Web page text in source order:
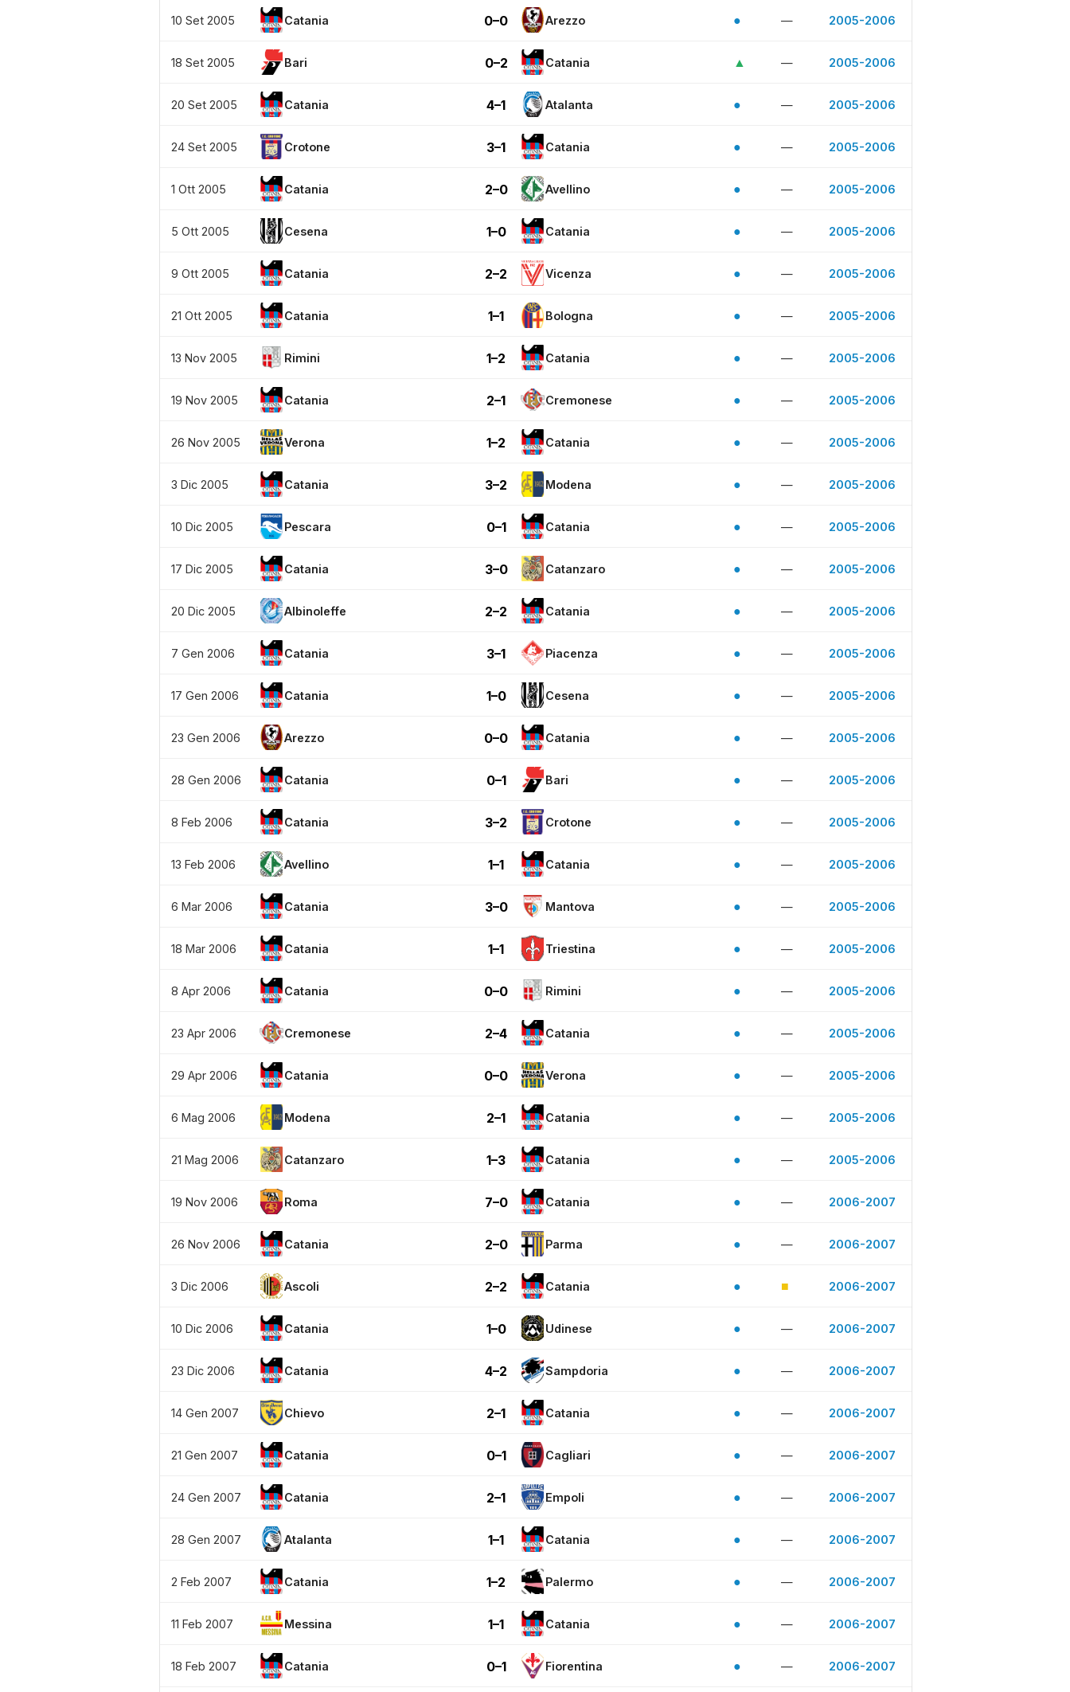
10 Set 2005 Catania 0–0 Arezzo ● — 2005-2006
18 Set 2005 Bari 0–2 Catania ▲ — 2005-2006
20 Set 2005 Catania 4–1 Atalanta ● — 2005-2006
24 Set 2005 Crotone 3–1 Catania ● — 2005-2006
1 Ott 2005 Catania 2–0 Avellino ● — 2005-2006
5 Ott 2005 Cesena 1–0 Catania ● — 2005-2006
9 Ott 2005 Catania 2–2 Vicenza ● — 2005-2006
21 Ott 2005 Catania 1–1 Bologna ● — 2005-2006
13 Nov 2005 Rimini 1–2 Catania ● — 2005-2006
19 Nov 2005 Catania 2–1 Cremonese ● — 2005-2006
26 Nov 2005 Verona 1–2 Catania ● — 2005-2006
3 Dic 2005 Catania 3–2 Modena ● — 2005-2006
10 Dic 2005 Pescara 0–1 Catania ● — 2005-2006
17 Dic 2005 Catania 3–0 Catanzaro ● — 2005-2006
20 Dic 2005 Albinoleffe 2–2 Catania ● — 2005-2006
7 Gen 2006 Catania 3–1 Piacenza ● — 2005-2006
17 Gen 2006 Catania 1–0 Cesena ● — 2005-2006
23 Gen 2006 Arezzo 0–0 Catania ● — 2005-2006
28 Gen 2006 Catania 0–1 Bari ● — 2005-2006
8 Feb 2006 Catania 3–2 Crotone ● — 2005-2006
13 Feb 2006 Avellino 1–1 Catania ● — 2005-2006
6 Mar 2006 Catania 3–0 Mantova ● — 2005-2006
18 Mar 2006 Catania 1–1 Triestina ● — 2005-2006
8 Apr 2006 Catania 0–0 Rimini ● — 2005-2006
23 Apr 2006 Cremonese 2–4 Catania ● — 2005-2006
29 Apr 2006 Catania 0–0 Verona ● — 2005-2006
6 Mag 2006 Modena 2–1 Catania ● — 2005-2006
21 Mag 2006 Catanzaro 1–3 Catania ● — 2005-2006
19 Nov 2006 Roma 7–0 Catania ● — 2006-2007
26 Nov 2006 Catania 2–0 Parma ● — 2006-2007
3 Dic 2006 Ascoli 2–2 Catania ● ■ 2006-2007
10 Dic 2006 Catania 1–0 Udinese ● — 2006-2007
23 Dic 2006 Catania 4–2 Sampdoria ● — 2006-2007
14 Gen 2007 Chievo 2–1 Catania ● — 2006-2007
21 Gen 2007 Catania 0–1 Cagliari ● — 2006-2007
24 Gen 2007 Catania 2–1 Empoli ● — 2006-2007
28 Gen 2007 Atalanta 1–1 Catania ● — 2006-2007
2 Feb 2007 Catania 1–2 Palermo ● — 2006-2007
11 Feb 2007 Messina 1–1 Catania ● — 2006-2007
18 Feb 2007 Catania 0–1 Fiorentina ● — 2006-2007